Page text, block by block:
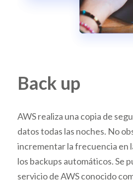
Back up
AWS realiza una copia de
datos todas las noches. No
incrementar la frecuencia en
los backups automáticos. Se
servicio de AWS conocido